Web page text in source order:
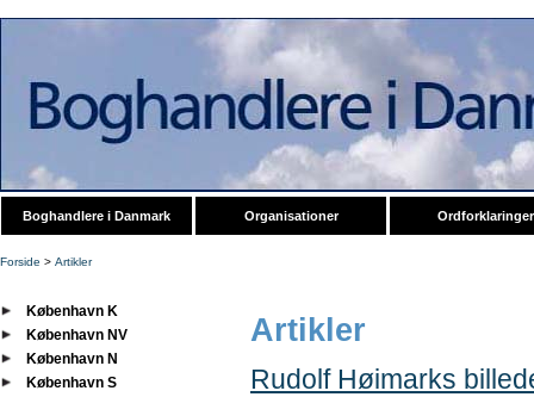
Boghandlere i Danmark Organisationer Ordforklaringer
Forside > Artikler
København K
København NV
København N
København S
Artikler
Rudolf Høimarks